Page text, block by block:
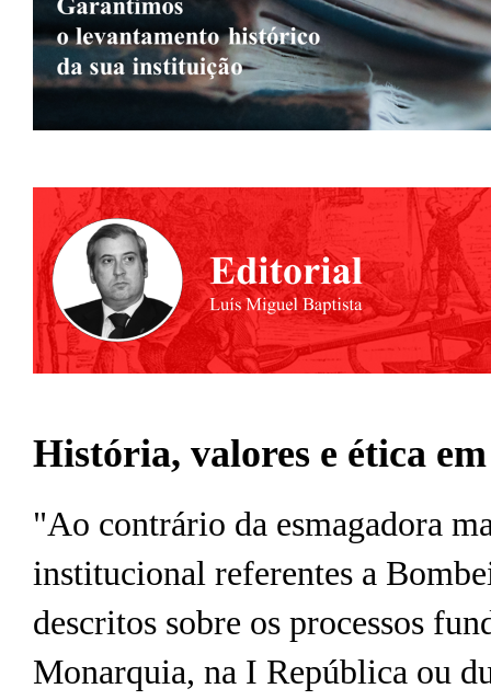
História, valores e ética
"Ao contrário da esmagadora
institucional referentes a
descritos sobre os processos
Monarquia, na I República ou